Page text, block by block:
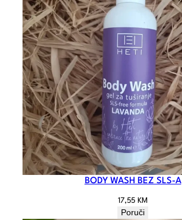
BODY WASH BEZ SLS-A
17,55 KM
Poruči